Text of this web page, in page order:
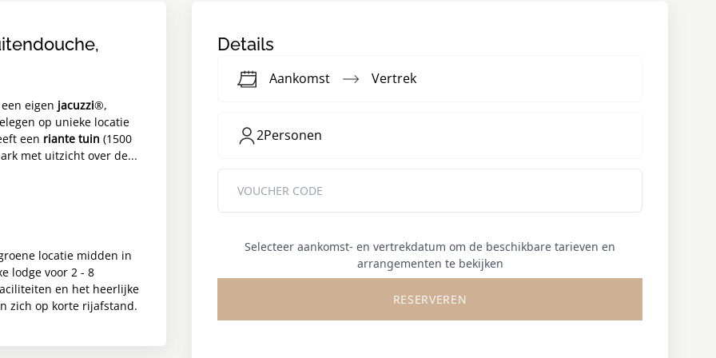
eigen jacuzzi®,
op unieke locatie
een riante tuin (1500
met uitzicht over de...
locatie midden in
lodge voor 2 - 8
en het heerlijke
zich op korte rijafstand.
Details
Aankomst Vertrek
2Personen
Selecteer aankomst- en vertrekdatum om de beschikbare tarieven en
arrangementen te bekijken
RESERVEREN